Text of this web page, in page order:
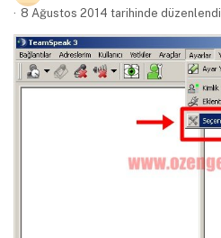
8 Ağustos 2014 tarihinde düzenlendi